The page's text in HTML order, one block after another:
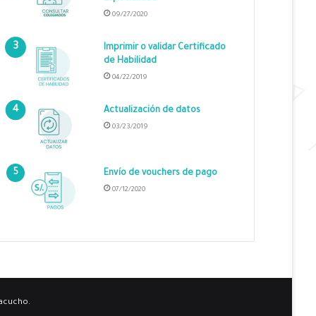
09/27/2020
Imprimir o validar Certificado
de Habilidad
04/22/2019
Actualización de datos
03/23/2019
Envío de vouchers de pago
07/12/2020